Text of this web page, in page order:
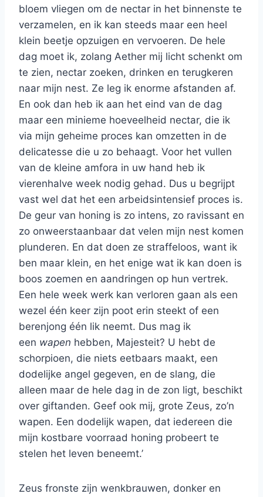
bloem vliegen om de nectar in het binnenste te
verzamelen, en ik kan steeds maar een heel
klein beetje opzuigen en vervoeren. De hele
dag moet ik, zolang Aether mij licht schenkt om
te zien, nectar zoeken, drinken en terugkeren
naar mijn nest. Ze leg ik enorme afstanden af.
En ook dan heb ik aan het eind van de dag
maar een minieme hoeveelheid nectar, die ik
via mijn geheime proces kan omzetten in de
delicatesse die u zo behaagt. Voor het vullen
van de kleine amfora in uw hand heb ik
vierenhalve week nodig gehad. Dus u begrijpt
vast wel dat het een arbeidsintensief proces is.
De geur van honing is zo intens, zo ravissant en
zo onweerstaanbaar dat velen mijn nest komen
plunderen. En dat doen ze straffeloos, want ik
ben maar klein, en het enige wat ik kan doen is
boos zoemen en aandringen op hun vertrek.
Een hele week werk kan verloren gaan als een
wezel één keer zijn poot erin steekt of een
berenjong één lik neemt. Dus mag ik
een wapen hebben, Majesteit? U hebt de
schorpioen, die niets eetbaars maakt, een
dodelijke angel gegeven, en de slang, die
alleen maar de hele dag in de zon ligt, beschikt
over giftanden. Geef ook mij, grote Zeus, zo’n
wapen. Een dodelijk wapen, dat iedereen die
mijn kostbare voorraad honing probeert te
stelen het leven beneemt.’
Zeus fronste zijn wenkbrauwen, donker en